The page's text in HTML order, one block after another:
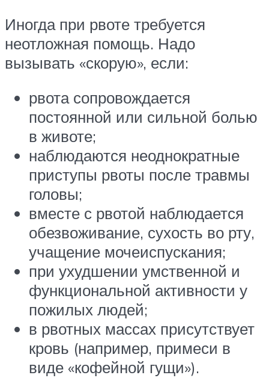
Иногда при рвоте требуется
неотложная помощь. Надо
вызывать «скорую», если:
рвота сопровождается
постоянной или сильной болью
в животе;
наблюдаются неоднократные
приступы рвоты после травмы
головы;
вместе с рвотой наблюдается
обезвоживание, сухость во рту,
учащение мочеиспускания;
при ухудшении умственной и
функциональной активности у
пожилых людей;
в рвотных массах присутствует
кровь (например, примеси в
виде «кофейной гущи»).